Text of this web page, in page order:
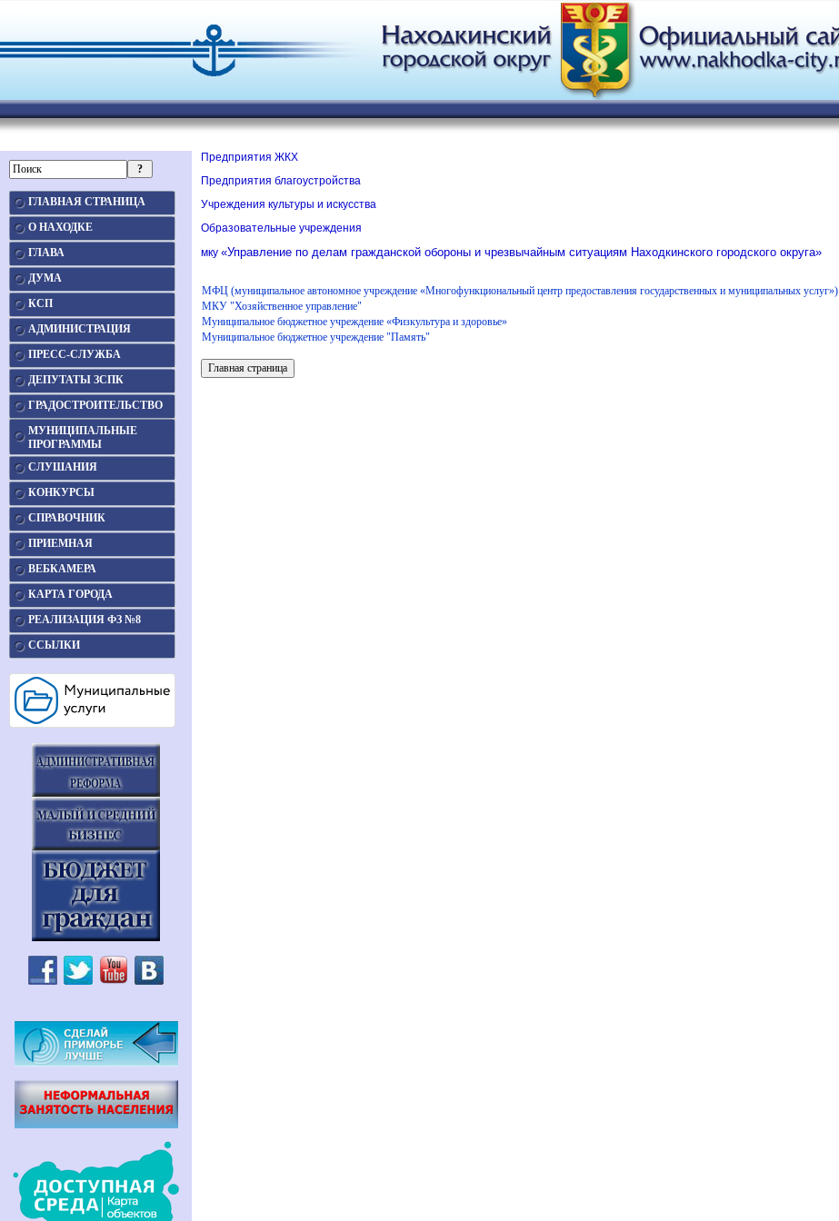
ГЛАВНАЯ СТРАНИЦА
О НАХОДКЕ
ГЛАВА
ДУМА
КСП
АДМИНИСТРАЦИЯ
ПРЕСС-СЛУЖБА
ДЕПУТАТЫ ЗСПК
ГРАДОСТРОИТЕЛЬСТВО
МУНИЦИПАЛЬНЫЕ
ПРОГРАММЫ
СЛУШАНИЯ
КОНКУРСЫ
СПРАВОЧНИК
ПРИЕМНАЯ
ВЕБКАМЕРА
КАРТА ГОРОДА
РЕАЛИЗАЦИЯ ФЗ №8
ССЫЛКИ
Предприятия ЖКХ
Предприятия благоустройства
Учреждения культуры и искусства
Образовательные учреждения
мку «Управление по делам гражданской обороны и чрезвычайным ситуациям Находкинского городского округа»
МФЦ (муниципальное автономное учреждение «Многофункциональный центр предоставления государственных и муниципальных услуг»)
МКУ "Хозяйственное управление"
Муниципальное бюджетное учреждение «Физкультура и здоровье»
Муниципальное бюджетное учреждение "Память"